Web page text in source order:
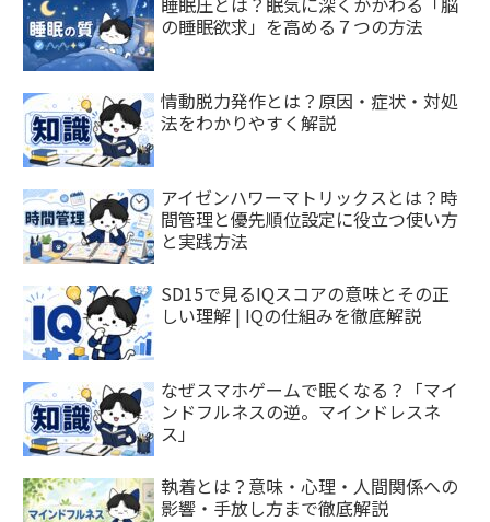
の睡眠欲求」を高める７つの方法
情動脱力発作とは？原因・症状・対処
法をわかりやすく解説
アイゼンハワーマトリックスとは？時
間管理と優先順位設定に役立つ使い方
と実践方法
SD15で見るIQスコアの意味とその正
しい理解 | IQの仕組みを徹底解説
なぜスマホゲームで眠くなる？「マイ
ンドフルネスの逆。マインドレスネ
ス」
執着とは？意味・心理・人間関係への
影響・手放し方まで徹底解説